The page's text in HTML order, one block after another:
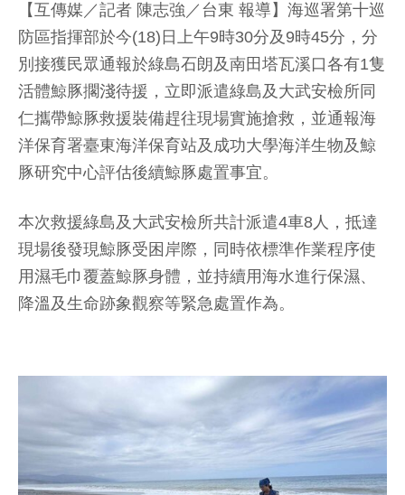
【互傳媒／記者 陳志強／台東 報導】海巡署第十巡
防區指揮部於今(18)日上午9時30分及9時45分，分
別接獲民眾通報於綠島石朗及南田塔瓦溪口各有1隻
活體鯨豚擱淺待援，立即派遣綠島及大武安檢所同
仁攜帶鯨豚救援裝備趕往現場實施搶救，並通報海
洋保育署臺東海洋保育站及成功大學海洋生物及鯨
豚研究中心評估後續鯨豚處置事宜。
本次救援綠島及大武安檢所共計派遣4車8人，抵達
現場後發現鯨豚受困岸際，同時依標準作業程序使
用濕毛巾覆蓋鯨豚身體，並持續用海水進行保濕、
降溫及生命跡象觀察等緊急處置作為。